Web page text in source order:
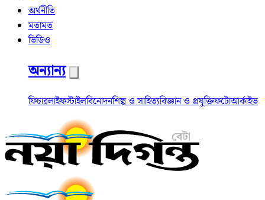
অর্থনীতি
মতামত
ভিডিও
অন্যান্য
ফিচারলাইফস্টাইলবিনোদনশিল্প ও সাহিত্যবিজ্ঞান ও প্রযুক্তিফটোআর্কাইভ